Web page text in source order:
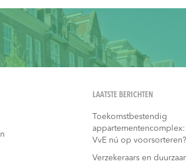
LAATSTE BERICHTEN
Toekomstbestendig
VvE nú op voorsorteren?
Verzekeraars en